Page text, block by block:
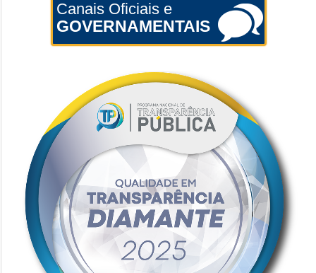
Canais Oficiais e
GOVERNAMENTAIS